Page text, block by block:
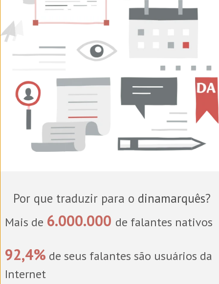
Por que traduzir para o dinamarquês?
Mais de 6.000.000 de falantes nativos
92,4% de seus falantes são usuários da
Internet